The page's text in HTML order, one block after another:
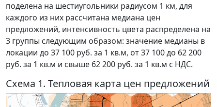
поделена на шестиугольники радиусом 1 км, для
каждого из них рассчитана медиана цен
предложений, интенсивность цвета распределена на
3 группы следующим образом: значение медианы в
локации до 37 100 руб. за 1 кв.м, от 37 100 до 62 200
руб. за 1 кв.м и свыше 62 200 руб. за 1 кв.м с НДС.
Схема 1. Тепловая карта цен предложений